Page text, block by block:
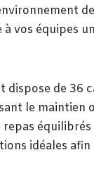
équipes
de 36
le maintien
idéales